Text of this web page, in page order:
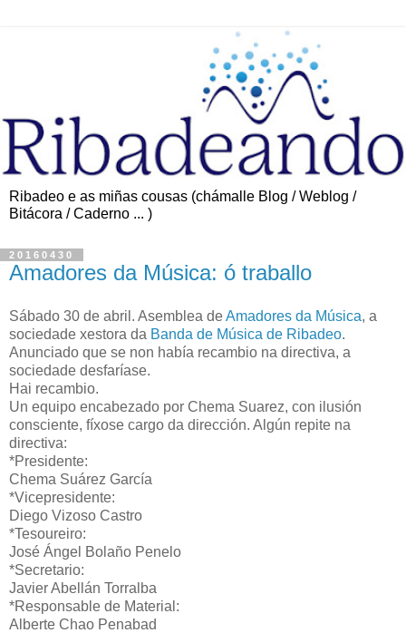
Ribadeo e as miñas cousas (chámalle Blog / Weblog /
Bitácora / Caderno ... )
20160430
Amadores da Música: ó traballo
Sábado 30 de abril. Asemblea deAmadores da Música, a
sociedade xestora da Banda de Música de Ribadeo.
Anunciado que se non había recambio na directiva, a
sociedade desfaríase.
Hai recambio.
Un equipo encabezado por Chema Suarez, con ilusión
consciente, fíxose cargo da dirección. Algún repite na
directiva:
*Presidente:
Chema Suárez García
*Vicepresidente:
Diego Vizoso Castro
*Tesoureiro:
José Ángel Bolaño Penelo
*Secretario:
Javier Abellán Torralba
*Responsable de Material:
Alberte Chao Penabad